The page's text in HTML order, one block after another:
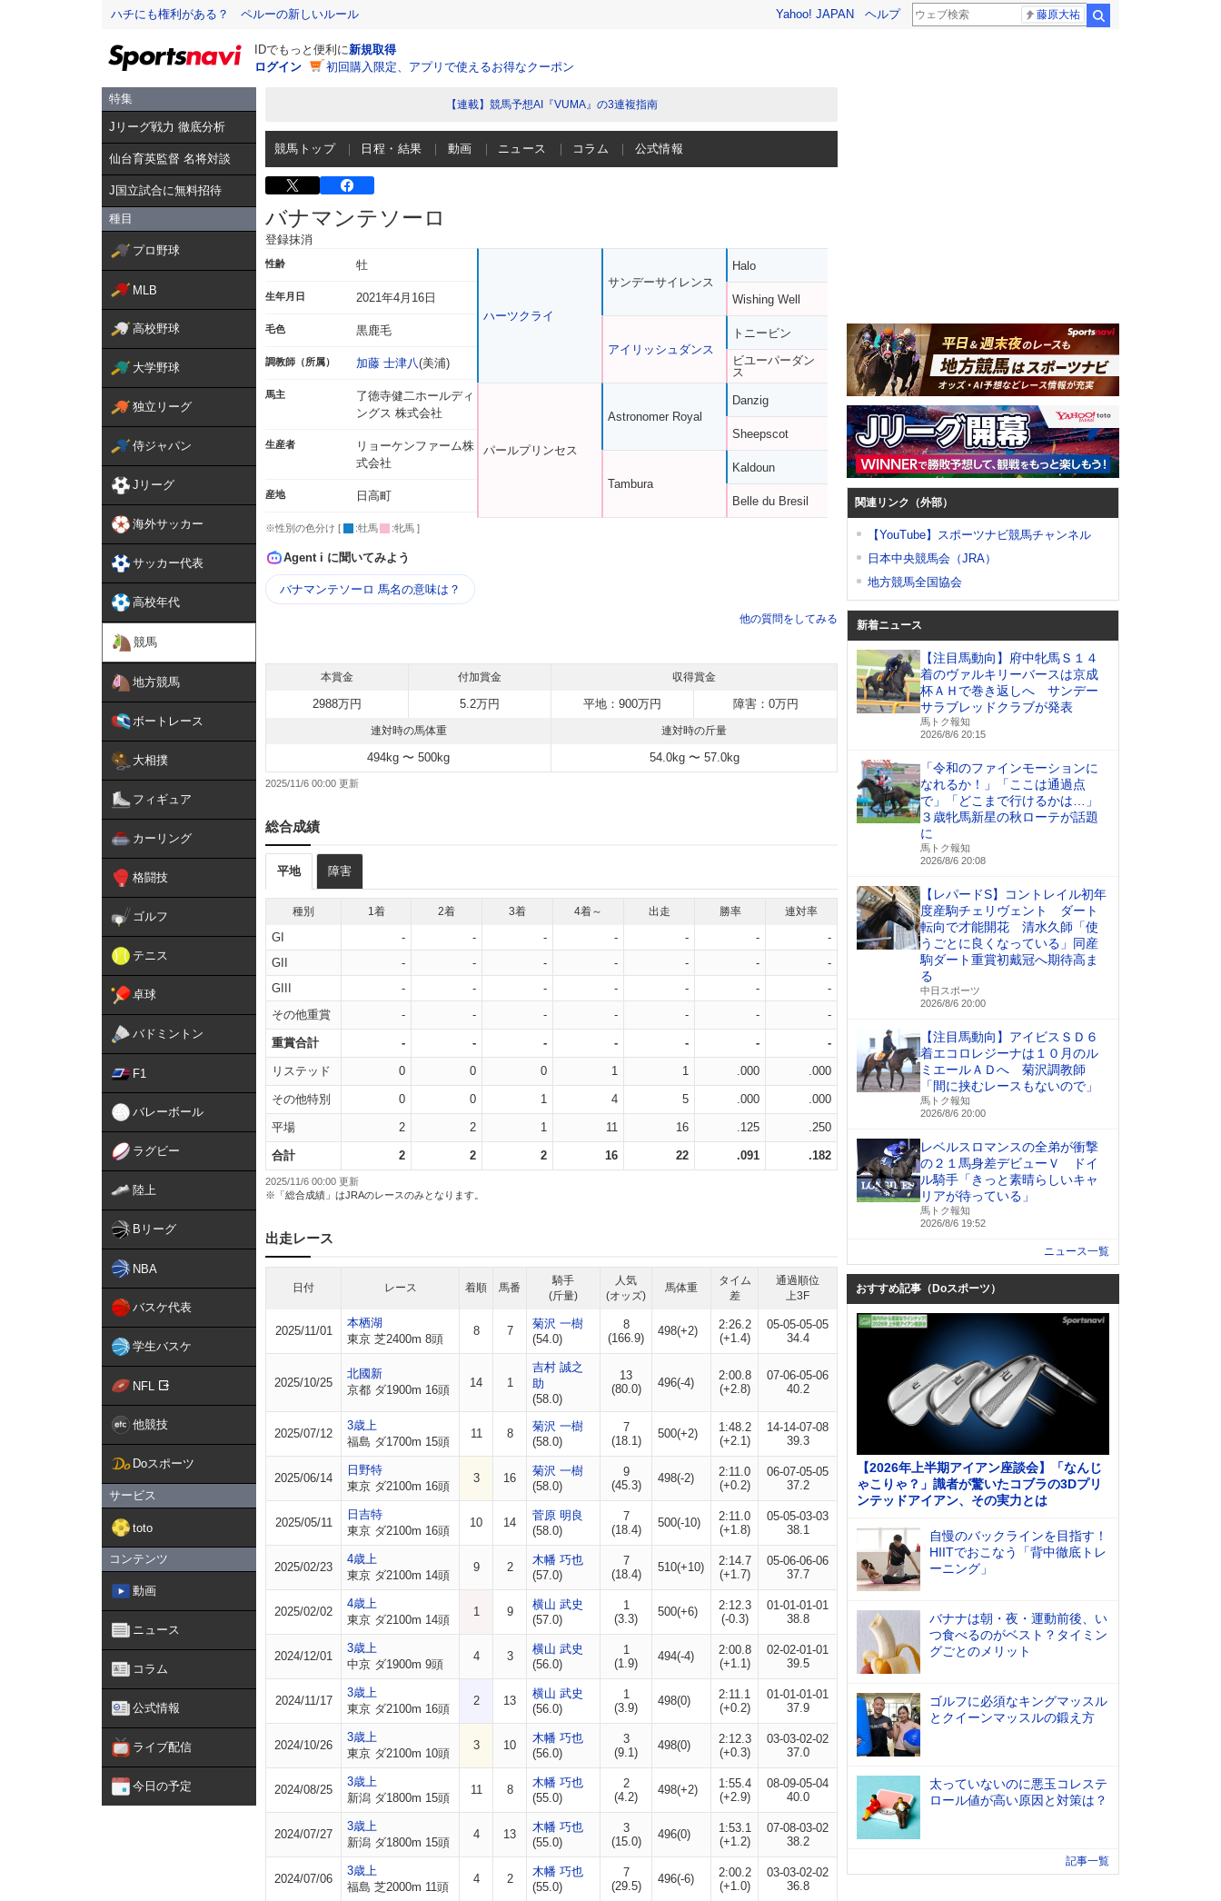
ハチにも権利がある？ ペルーの新しいルール Yahoo! JAPAN ヘルプ 藤原大祐
IDでもっと便利に新規取得
ログイン
初回購入限定、アプリで使えるお得なクーポン
特集
Jリーグ戦力 徹底分析
仙台育英監督 名将対談
J国立試合に無料招待
種目
プロ野球
MLB
高校野球
大学野球
独立リーグ
侍ジャパン
Jリーグ
海外サッカー
サッカー代表
高校年代
競馬
地方競馬
ボートレース
大相撲
フィギュア
カーリング
格闘技
ゴルフ
テニス
卓球
バドミントン
F1
バレーボール
ラグビー
陸上
Bリーグ
NBA
バスケ代表
学生バスケ
NFL
他競技
Doスポーツ
サービス
toto
コンテンツ
動画
ニュース
コラム
公式情報
ライブ配信
今日の予定
【連載】競馬予想AI『VUMA』の3連複指南
競馬トップ 日程・結果 動画 ニュース コラム 公式情報
バナマンテソーロ
登録抹消
性齢 牡
生年月日 2021年4月16日
毛色 黒鹿毛
調教師（所属） 加藤 士津八(美浦)
馬主
了徳寺健二ホールディ
ングス 株式会社
生産者
リョーケンファーム株
式会社
産地 日高町
※性別の色分け [ :牡馬 :牝馬 ]
ハーツクライ
パールプリンセス
サンデーサイレンス
アイリッシュダンス
Astronomer Royal
Tambura
Halo
Wishing Well
トニービン
ビユーパーダン
ス
Danzig
Sheepscot
Kaldoun
Belle du Bresil
Agent i に聞いてみよう
バナマンテソーロ 馬名の意味は？
他の質問をしてみる
本賞金 付加賞金 収得賞金
2988万円 5.2万円 平地：900万円 障害：0万円
連対時の馬体重 連対時の斤量
494kg 〜 500kg 54.0kg 〜 57.0kg
2025/11/6 00:00
総合成績
平地 障害
種別 1着 2着 3着 4着～ 出走 勝率 連対率
GI - - - - - -
-
GII
- - - - - -
-
GIII
- - - - - -
-
その他重賞
- - - - - - -
重賞合計 - - - - - - -
リステッド 0 0 0 1 1 .000 .000
その他特別 0 0 1 4 5 .000 .000
平場 2 2 1 11 16 .125 .250
合計 2 2 2 16 22 .091 .182
2025/11/6 00:00 更新
※「総合成績」はJRAのレースのみとなります。
出走レース
日付 レース 着順 馬番
騎手
(斤量)
人気
(オッズ)
馬体重
タイム
差
通過順位
上3F
2025/11/01
本栖湖
東京 芝2400m 8頭
8 7
菊沢 一樹
(54.0)
8
(166.9)
498(+2)
2:26.2
(+1.4)
05-05-05-05
34.4
2025/10/25
北國新
京都 ダ1900m 16頭
14 1
吉村 誠之
助
(58.0)
13
(80.0)
496(-4)
2:00.8
(+2.8)
07-06-05-06
40.2
2025/07/12
3歳上
福島 ダ1700m 15頭
11 8
菊沢 一樹
(58.0)
7
(18.1)
500(+2)
1:48.2
(+2.1)
14-14-07-08
39.3
2025/06/14
日野特
東京 ダ2100m 16頭
3 16
菊沢 一樹
(58.0)
9
(45.3)
498(-2)
2:11.0
(+0.2)
06-07-05-05
37.2
2025/05/11
日吉特
東京 ダ2100m 16頭
10 14
菅原 明良
(58.0)
7
(18.4)
500(-10)
2:11.0
(+1.8)
05-05-03-03
38.1
2025/02/23
4歳上
東京 ダ2100m 14頭
9 2
木幡 巧也
(57.0)
7
(18.4)
510(+10)
2:14.7
(+1.7)
05-06-06-06
37.7
2025/02/02
4歳上
東京 ダ2100m 14頭
1 9
横山 武史
(57.0)
1
(3.3)
500(+6)
2:12.3
(-0.3)
01-01-01-01
38.8
2024/12/01
3歳上
中京 ダ1900m 9頭
4 3
横山 武史
(56.0)
1
(1.9)
494(-4)
2:00.8
(+1.1)
02-02-01-01
39.5
2024/11/17
3歳上
東京 ダ2100m 16頭
2 13
横山 武史
(56.0)
1
(3.9)
498(0)
2:11.1
(+0.2)
01-01-01-01
37.9
2024/10/26
3歳上
東京 ダ2100m 10頭
3 10
木幡 巧也
(56.0)
3
(9.1)
498(0)
2:12.3
(+0.3)
03-03-02-02
37.0
2024/08/25
3歳上
新潟 ダ1800m 15頭
11 8
木幡 巧也
(55.0)
2
(4.2)
498(+2)
1:55.4
(+2.9)
08-09-05-04
40.0
2024/07/27
3歳上
新潟 ダ1800m 15頭
4 13
木幡 巧也
(55.0)
3
(15.0)
496(0)
1:53.1
(+1.2)
07-08-03-02
38.2
2024/07/06
3歳上
福島 芝2000m 11頭
4 2
木幡 巧也
(55.0)
7
(29.5)
496(-6)
2:00.2
(+1.0)
03-03-02-02
36.8
関連リンク（外部）
【YouTube】スポーツナビ競馬チャンネル
日本中央競馬会（JRA）
地方競馬全国協会
新着ニュース
【注目馬動向】府中牝馬Ｓ１４
着のヴァルキリーバースは京成
杯ＡＨで巻き返しへ サンデー
サラブレッドクラブが発表
馬トク報知
2026/8/6 20:15
「令和のファインモーションに
なれるか！」「ここは通過点
で」「どこまで行けるかは…」
３歳牝馬新星の秋ローテが話題
に
馬トク報知
2026/8/6 20:08
【レパードS】コントレイル初年
度産駒チェリヴェント ダート
転向で才能開花 清水久師「使
うごとに良くなっている」同産
駒ダート重賞初戴冠へ期待高ま
る
中日スポーツ
2026/8/6 20:00
【注目馬動向】アイビスＳＤ６
着エコロレジーナは１０月のル
ミエールＡＤへ 菊沢調教師
「間に挟むレースもないので」
馬トク報知
2026/8/6 20:00
レベルスロマンスの全弟が衝撃
の２１馬身差デビューＶ ドイ
ル騎手「きっと素晴らしいキャ
リアが待っている」
馬トク報知
2026/8/6 19:52
ニュース一覧
おすすめ記事（Doスポーツ）
【2026年上半期アイアン座談会】「なんじ
ゃこりゃ？」識者が驚いたコブラの3Dプリ
ンテッドアイアン、その実力とは
自慢のバックラインを目指す！
HIITでおこなう「背中徹底トレ
ーニング」
バナナは朝・夜・運動前後、い
つ食べるのがベスト？タイミン
グごとのメリット
ゴルフに必須なキングマッスル
とクイーンマッスルの鍛え方
太っていないのに悪玉コレステ
ロール値が高い原因と対策は？
記事一覧